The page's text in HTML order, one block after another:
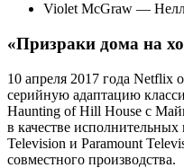
Violet McGraw — Нелл
«Призраки дома на
10 апреля 2017 года Netflix
серийную адаптацию
Haunting of Hill House с
в качестве
Television и Paramount
совместного производства.